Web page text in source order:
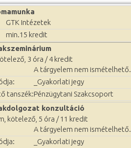
GTK Intézetek
min.15 kredit
3 óra / 4 kredit
A tárgyelem nem ismételhető.
_Gyakorlati jegy
tanszék:Pénzügytani Szakcsoport
konzultáció
kötelező, 5 óra / 11 kredit
A tárgyelem nem ismételhető.
_Gyakorlati jegy